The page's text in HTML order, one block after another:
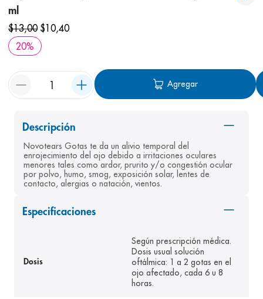
ml
$13,00 $10,40
20%
Agregar
Descripción
Novotears Gotas te da un alivio temporal del
enrojecimiento del ojo debido a irritaciones oculares
menores tales como ardor, prurito y/o congestión ocular
por polvo, humo, smog, exposición solar, lentes de
contacto, alergias o natación, vientos.
Especificaciones
Dosis
Según prescripción médica.
Dosis usual solución
oftálmica: 1 a 2 gotas en el
ojo afectado, cada 6 u 8
horas.
3. eucerin
4. cerave
8. pediasure
9. panolini
10.prueba embarazo